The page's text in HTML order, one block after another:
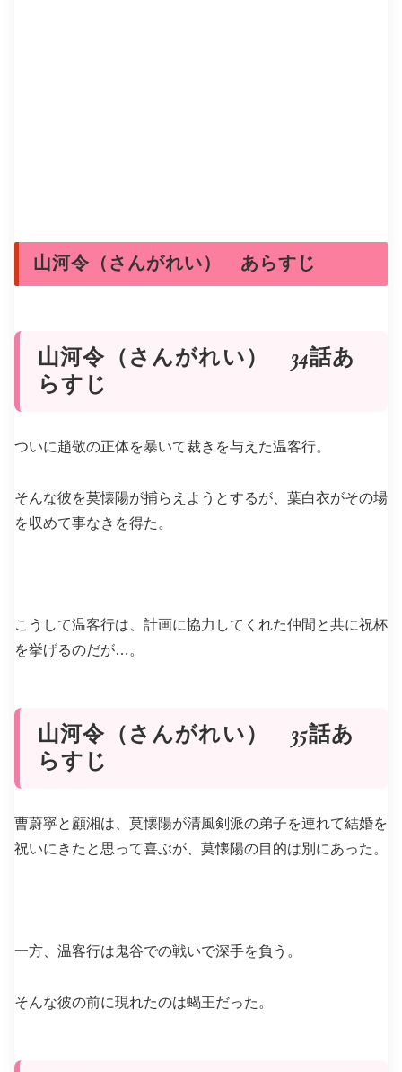
山河令（さんがれい） あらすじ
山河令（さんがれい） 34話あ
らすじ
ついに趙敬の正体を暴いて裁きを与えた温客行。
そんな彼を莫懐陽が捕らえようとするが、葉白衣がその場
を収めて事なきを得た。
こうして温客行は、計画に協力してくれた仲間と共に祝杯
を挙げるのだが…。
山河令（さんがれい） 35話あ
らすじ
曹蔚寧と顧湘は、莫懐陽が清風剣派の弟子を連れて結婚を
祝いにきたと思って喜ぶが、莫懐陽の目的は別にあった。
一方、温客行は鬼谷での戦いで深手を負う。
そんな彼の前に現れたのは蝎王だった。